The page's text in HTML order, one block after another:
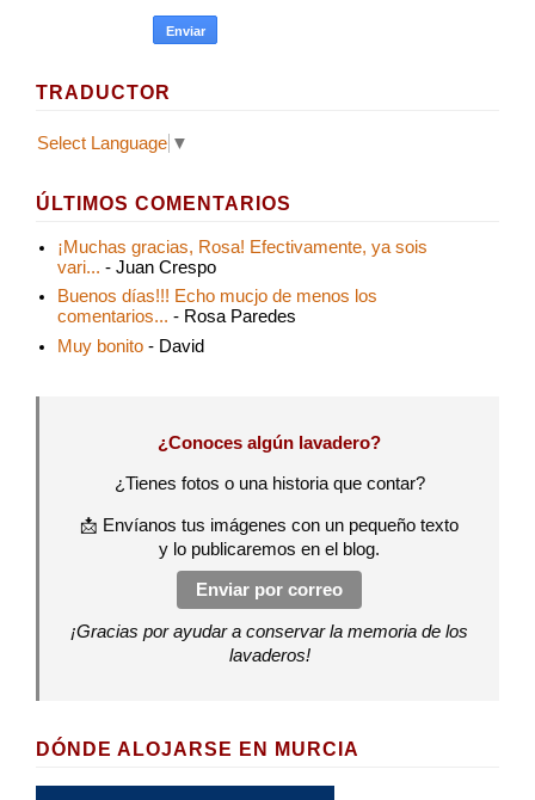
TRADUCTOR
Select Language ▼
ÚLTIMOS COMENTARIOS
¡Muchas gracias, Rosa! Efectivamente, ya sois
vari... - Juan Crespo
Buenos días!!! Echo mucjo de menos los
comentarios... - Rosa Paredes
Muy bonito - David
¿Conoces algún lavadero?
¿Tienes fotos o una historia que contar?
📩 Envíanos tus imágenes con un pequeño texto
y lo publicaremos en el blog.
Enviar por correo
¡Gracias por ayudar a conservar la memoria de los
lavaderos!
DÓNDE ALOJARSE EN MURCIA